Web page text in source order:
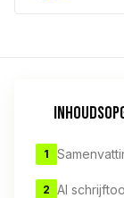
1
2 AI